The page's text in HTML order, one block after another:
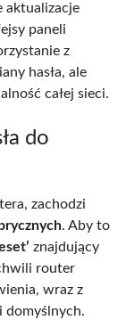
aktualizacje
paneli
z
hasła, ale
całej sieci.
do
zachodzi
. Aby to
znajdujący
router
wraz z
domyślnych.